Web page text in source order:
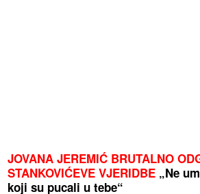
JOVANA JEREMIĆ BRUTALNO
STANKOVIĆEVE VJERIDBE „Ne
koji su pucali u tebe“